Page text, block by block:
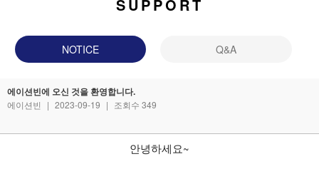
SUPPORT
NOTICE Q&A
에이션빈에 오신 것을 환영합니다.
에이션빈 | 2023-09-19 | 조회수 349
안녕하세요~